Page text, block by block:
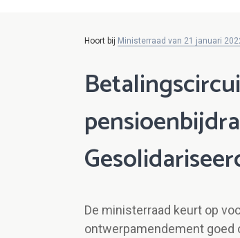
Hoort bij Ministerraad van 21 januari
De ministerraad keurt op
ontwerpamendement goed